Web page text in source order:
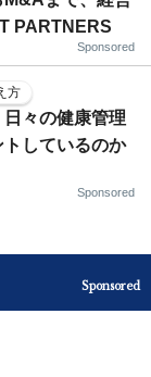
PARTNERS
Sponsored
方
々の健康管理
しているのか
Sponsored
Sponsored